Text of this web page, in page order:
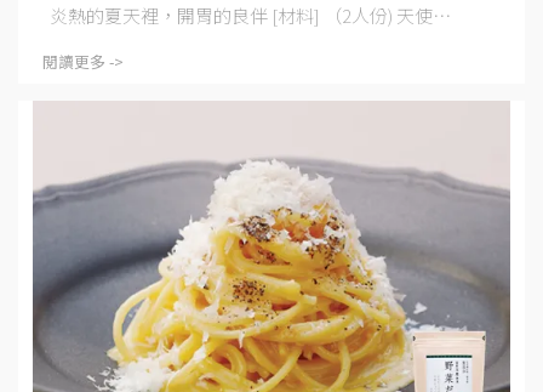
炎熱的夏天裡，開胃的良伴 [材料] （2人份) 天使⋯
閱讀更多 ->